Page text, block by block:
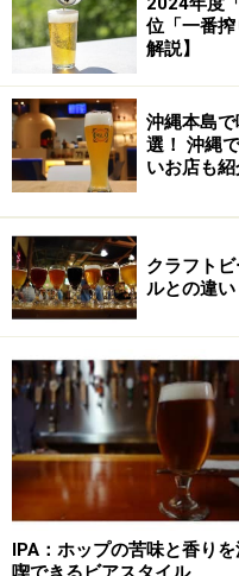
※ 香辛料のコリアンダ
（Cilantro＝スペイン語
語）、パクチー（＝タ
語）とも呼ばれます。
の風味は異なります。
小麦、コリアン
り成す風味
スパイスと、柑橘系の
位「一番
解説】
沖縄本島
選！ 沖縄
いお店も
クラフト
ルとの違い
IPA：ホップの苦味と香り